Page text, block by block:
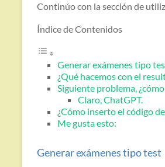
Continúo con la sección de
Índice de Contenidos
Generar exámenes tipo
¿Qué hacemos con el
Siguiente problema,
Claro, ChatGPT.
¿Cómo inserto el código
Me gusta esto:
Generar exámenes tipo test